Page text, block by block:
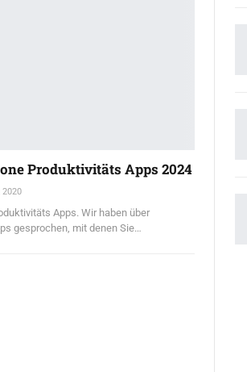
Produktivitäts Apps 2024
2020
Apps. Wir haben über
gesprochen, mit denen Sie…